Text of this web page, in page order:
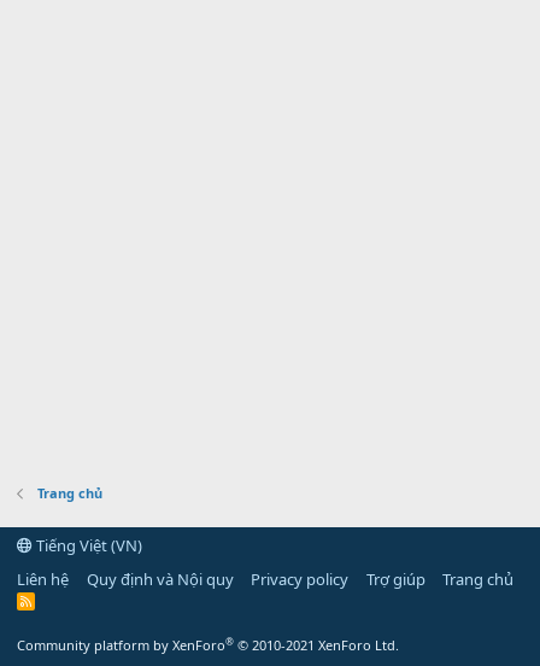
Trang chủ
Tiếng Việt (VN)
Liên hệ
Quy định và Nội quy Privacy policy Trợ giúp Trang chủ
R
Community platform by XenForo® © 2010-2021 XenForo Ltd.